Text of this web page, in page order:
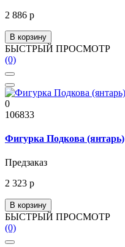
2 886 р
В корзину
БЫСТРЫЙ ПРОСМОТР
(0)
0
106833
Фигурка Подкова (янтарь)
Предзаказ
2 323 р
В корзину
БЫСТРЫЙ ПРОСМОТР
(0)